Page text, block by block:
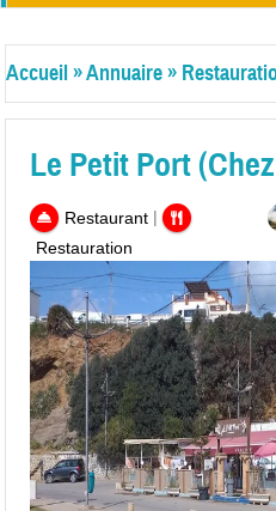
Accueil»Annuaire»
Le Petit Port
Restaurant|
Restauration